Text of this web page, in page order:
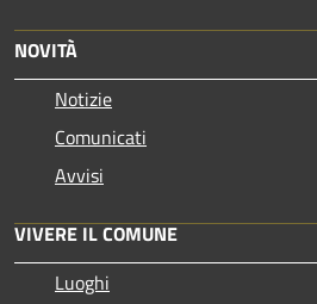
NOVITÀ
Notizie
Comunicati
Avvisi
VIVERE IL COMUNE
Luoghi